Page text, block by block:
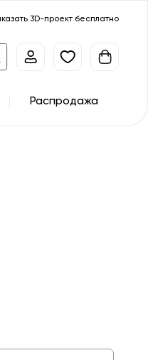
3D-проект бесплатно
Распродажа